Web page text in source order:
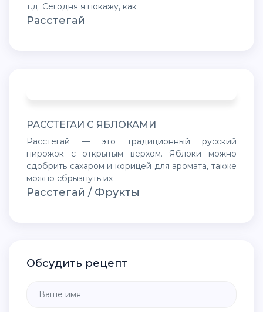
т.д. Сегодня я покажу, как
Расстегай
РАССТЕГАИ С ЯБЛОКАМИ
Расстегай — это традиционный русский
пирожок с открытым верхом. Яблоки можно
сдобрить сахаром и корицей для аромата, также
можно сбрызнуть их
Расстегай / Фрукты
Обсудить рецепт